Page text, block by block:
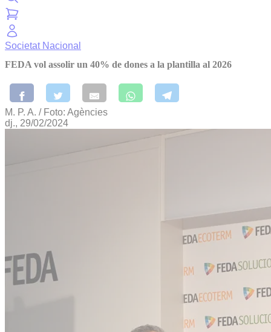
Societat Nacional
FEDA vol assolir un 40% de dones a la plantilla al 2026
M. P. A. / Foto: Agències
dj., 29/02/2024